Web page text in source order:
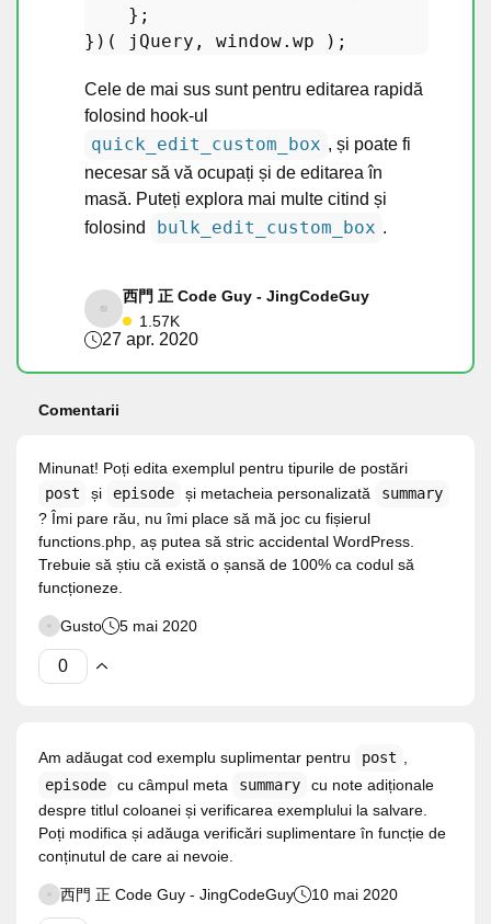
    };
})( jQuery, window. wp
Cele de mai sus sunt pentru editarea rapidă
folosind hook-ul
quick_edit_custom_box , și poate fi
necesar să vă ocupați și de editarea în
masă. Puteți explora mai multe citind și
folosind
bulk_edit_custom_box .
西門 正 Code Guy - JingCodeGuy
1.57K
27 apr. 2020
Comentarii
Minunat! Poți edita exemplul pentru tipurile de postări
post
și episode și metacheia personalizată
summary
? Îmi pare rău, nu îmi place să mă joc cu fișierul
functions.php, aș putea să stric accidental WordPress.
Trebuie să știu că există o șansă de 100% ca codul să
funcționeze.
Gusto 5 mai 2020
Am adăugat cod exemplu suplimentar pentru post
episode
cu câmpul meta summary
cu note adiționale
despre titlul coloanei și verificarea exemplului la salvare.
Poți modifica și adăuga verificări suplimentare în funcție de
conținutul de care ai nevoie.
西門 正 Code Guy - JingCodeGuy 10 mai 2020